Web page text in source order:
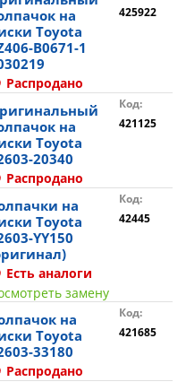
на
Toyota
B0671-1
Распродано
425922
на
Toyota
20340
Распродано
Код:
421125
на
Toyota
YY150
Есть аналоги
замену
Код:
42445
на
Toyota
33180
Распродано
Код:
421685